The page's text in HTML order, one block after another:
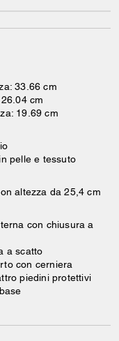
33.66 cm
cm
19.69 cm
pelle e tessuto
altezza da 25,4 cm
con chiusura a
a scatto
con cerniera
piedini protettivi